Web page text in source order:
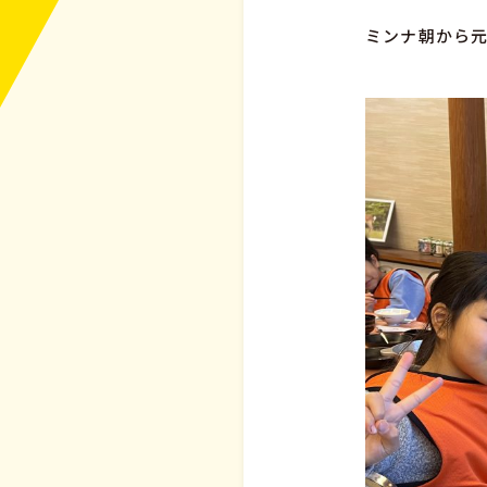
ミンナ朝から